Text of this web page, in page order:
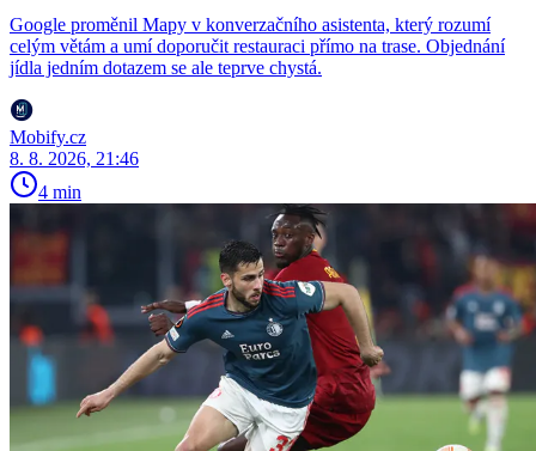
Google proměnil Mapy v konverzačního asistenta, který rozumí
celým větám a umí doporučit restauraci přímo na trase. Objednání
jídla jedním dotazem se ale teprve chystá.
Mobify.cz
8. 8. 2026, 21:46
4 min